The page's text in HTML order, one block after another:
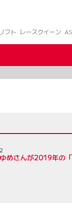
フト レースクイーン
めさんが2019年の